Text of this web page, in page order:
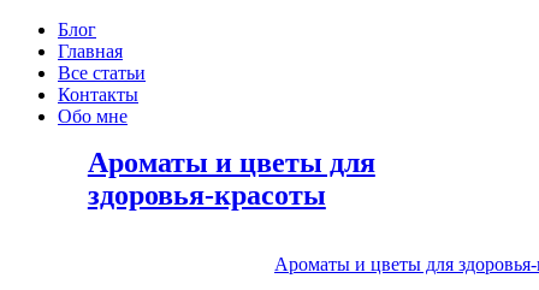
Блог
Главная
Все статьи
Контакты
Обо мне
Ароматы и цветы для
здоровья-красоты
Ароматы и цветы для